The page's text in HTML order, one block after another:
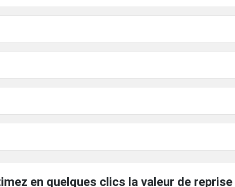
en quelques clics la valeur de